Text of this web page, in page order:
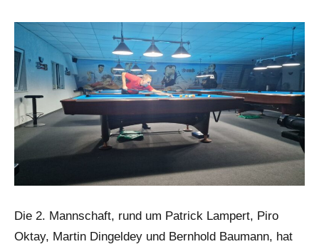
Die 2. Mannschaft, rund um Patrick Lampert, Piro
Oktay, Martin Dingeldey und Bernhold Baumann, hat